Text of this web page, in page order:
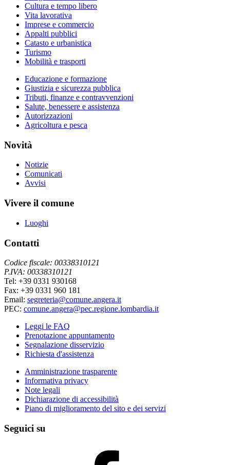
Cultura e tempo libero
Vita lavorativa
Imprese e commercio
Appalti pubblici
Catasto e urbanistica
Turismo
Mobilità e trasporti
Educazione e formazione
Giustizia e sicurezza pubblica
Tributi, finanze e contravvenzioni
Salute, benessere e assistenza
Autorizzazioni
Agricoltura e pesca
Novità
Notizie
Comunicati
Avvisi
Vivere il comune
Luoghi
Contatti
Codice fiscale: 00338310121
P.IVA: 00338310121
Tel: +39 0331 930168
Fax: +39 0331 960 181
Email: segreteria@comune.angera.it
PEC: comune.angera@pec.regione.lombardia.it
Leggi le FAQ
Prenotazione appuntamento
Segnalazione disservizio
Richiesta d'assistenza
Amministrazione trasparente
Informativa privacy
Note legali
Dichiarazione di accessibilità
Piano di miglioramento del sito e dei servizi
Seguici su